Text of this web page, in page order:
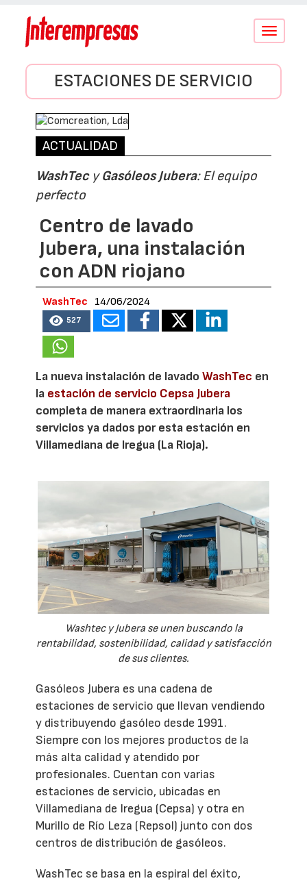
Conmutar
ESTACIONES DE SERVICIO
ACTUALIDAD
WashTecyGasóleos Jubera: El equipo
perfecto
Centro de lavado
Jubera, una instalación
con ADN riojano
WashTec 14/06/2024
527
La nueva instalación de lavadoWashTec en
la estación de servicio Cepsa Jubera
completa de manera extraordinaria los
servicios ya dados por esta estación en
Villamediana de Iregua (La Rioja).
Washtec y Jubera se unen buscando la
rentabilidad, sostenibilidad, calidad y satisfacción
de sus clientes.
Gasóleos Jubera es una cadena de
estaciones de servicio que llevan vendiendo
y distribuyendo gasóleo desde 1991.
Siempre con los mejores productos de la
más alta calidad y atendido por
profesionales. Cuentan con varias
estaciones de servicio, ubicadas en
Villamediana de Iregua (Cepsa) y otra en
Murillo de Río Leza (Repsol) junto con dos
centros de distribución de gasóleos.
WashTec se basa en la espiral del éxito,